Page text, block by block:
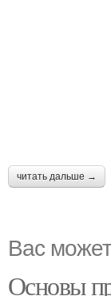
читать дальше →
Вас
Основы